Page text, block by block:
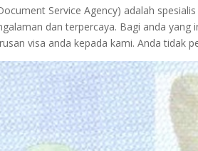
Service Agency) adalah
dan terpercaya. Bagi anda yang
visa anda kepada kami. Anda tidak